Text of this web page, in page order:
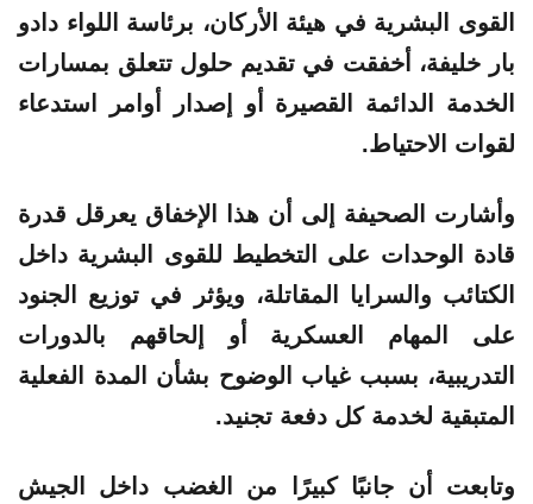
القوى البشرية في هيئة الأركان، برئاسة اللواء دادو
بار خليفة، أخفقت في تقديم حلول تتعلق بمسارات
الخدمة الدائمة القصيرة أو إصدار أوامر استدعاء
لقوات الاحتياط.
وأشارت الصحيفة إلى أن هذا الإخفاق يعرقل قدرة
قادة الوحدات على التخطيط للقوى البشرية داخل
الكتائب والسرايا المقاتلة، ويؤثر في توزيع الجنود
على المهام العسكرية أو إلحاقهم بالدورات
التدريبية، بسبب غياب الوضوح بشأن المدة الفعلية
المتبقية لخدمة كل دفعة تجنيد.
وتابعت أن جانبًا كبيرًا من الغضب داخل الجيش